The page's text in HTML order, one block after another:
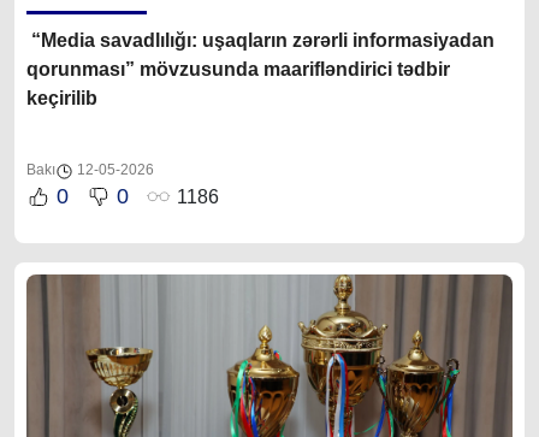
“Media savadlılığı: uşaqların zərərli informasiyadan
qorunması” mövzusunda maarifləndirici tədbir
keçirilib
Bakı 12-05-2026
0 0 1186